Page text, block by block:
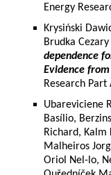
Energy
Krysiński
Brudka
dependence
Evidence
Research
Ubareviciene
Basílio,
Richard, Kalm
Malheiros
Oriol Nel-lo,